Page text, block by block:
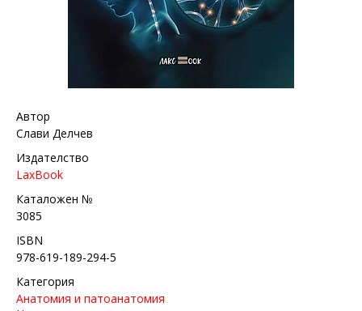
Автор
Слави Делчев
Издателство
LaxBook
Каталожен №
3085
ISBN
978-619-189-294-5
Категория
Анатомия и патоанатомия